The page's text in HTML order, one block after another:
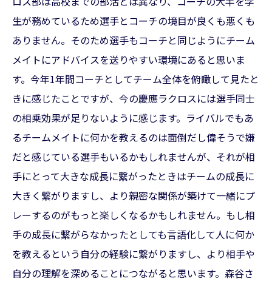
生が務めているため選手とコーチの境目が良くも悪くも
ありません。そのため選手もコーチと同じようにチーム
メイトにアドバイスを送りやすい環境にあると思いま
す。今年1年間コーチとしてチーム全体を俯瞰して見たと
きに感じたことですが、今の慶應ラクロスには選手同士
の相乗効果が足りないように感じます。ライバルでもあ
るチームメイトに何かを教えるのは面倒だし偉そうで嫌
だと感じている選手もいるかもしれませんが、それが相
手にとって大きな成長に繋がったときはチームの成長に
大きく繋がりますし、より親密な関係が築けて一緒にプ
レーするのがもっと楽しくなるかもしれません。もし相
手の成長に繋がらなかったとしても言語化して人に何か
を教えるという自分の経験に繋がりますし、より相手や
自分の理解を深めることにつながると思います。森谷さ